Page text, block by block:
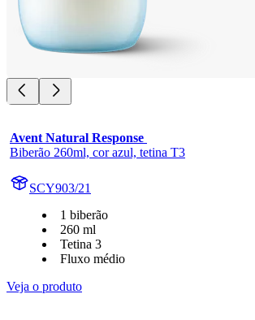
Avent Natural Response
Biberão 260ml, cor azul, tetina T3
SCY903/21
1 biberão
260 ml
Tetina 3
Fluxo médio
Veja o produto